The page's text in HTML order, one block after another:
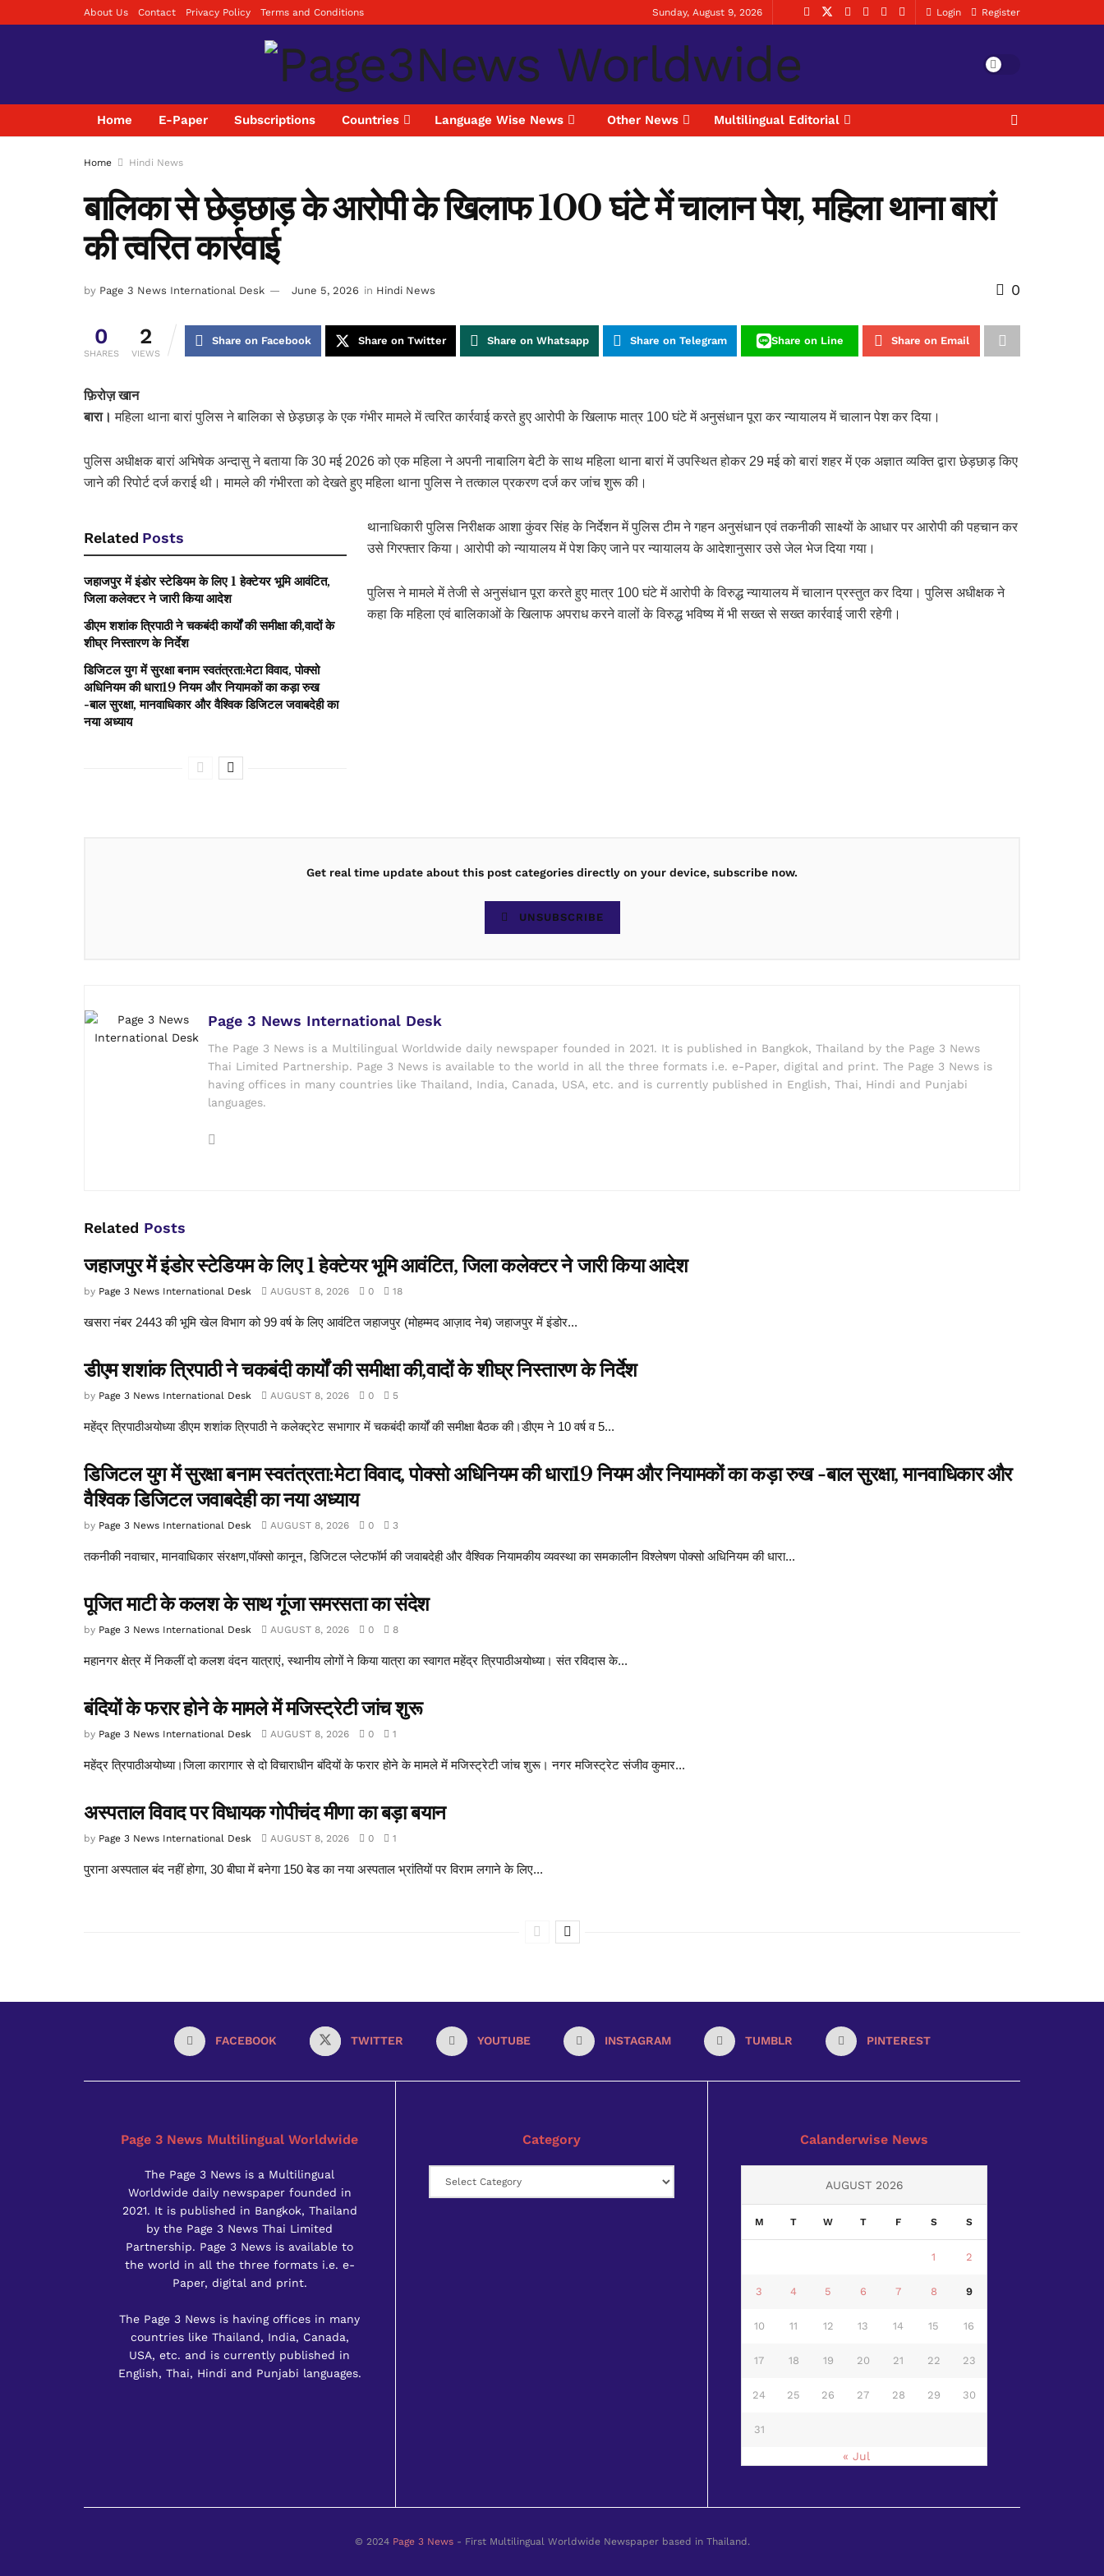
About Us Contact Privacy Policy Terms and Conditions Sunday, August 9, 2026 Login Register
Home E-Paper Subscriptions Countries Language Wise News Other News Multilingual Editorial
Home Hindi News
बालिका से छेड़छाड़ के आरोपी के खिलाफ 100 घंटे में चालान पेश, महिला थाना बारां
की त्वरित कार्रवाई
by Page 3 News International Desk June 5, 2026 in Hindi News 0
0
SHARES
2
VIEWS
Share on Facebook Share on Twitter Share on Whatsapp Share on Telegram Share on Line Share on Email
फ़िरोज़ खान
बारा। महिला थाना बारां पुलिस ने बालिका से छेड़छाड़ के एक गंभीर मामले में त्वरित कार्रवाई करते हुए आरोपी के खिलाफ मात्र 100 घंटे में अनुसंधान पूरा कर न्यायालय में चालान पेश कर दिया।
पुलिस अधीक्षक बारां अभिषेक अन्दासु ने बताया कि 30 मई 2026 को एक महिला ने अपनी नाबालिग बेटी के साथ महिला थाना बारां में उपस्थित होकर 29 मई को बारां शहर में एक अज्ञात व्यक्ति द्वारा छेड़छाड़ किए
जाने की रिपोर्ट दर्ज कराई थी। मामले की गंभीरता को देखते हुए महिला थाना पुलिस ने तत्काल प्रकरण दर्ज कर जांच शुरू की।
Related Posts
जहाजपुर में इंडोर स्टेडियम के लिए 1 हेक्टेयर भूमि आवंटित,
जिला कलेक्टर ने जारी किया आदेश
डीएम शशांक त्रिपाठी ने चकबंदी कार्यों की समीक्षा की,वादों के
शीघ्र निस्तारण के निर्देश
डिजिटल युग में सुरक्षा बनाम स्वतंत्रता:मेटा विवाद, पोक्सो
अधिनियम की धारा19 नियम और नियामकों का कड़ा रुख
-बाल सुरक्षा, मानवाधिकार और वैश्विक डिजिटल जवाबदेही का
नया अध्याय
थानाधिकारी पुलिस निरीक्षक आशा कुंवर सिंह के निर्देशन में पुलिस टीम ने गहन अनुसंधान एवं तकनीकी साक्ष्यों के आधार पर आरोपी की पहचान कर
उसे गिरफ्तार किया। आरोपी को न्यायालय में पेश किए जाने पर न्यायालय के आदेशानुसार उसे जेल भेज दिया गया।
पुलिस ने मामले में तेजी से अनुसंधान पूरा करते हुए मात्र 100 घंटे में आरोपी के विरुद्ध न्यायालय में चालान प्रस्तुत कर दिया। पुलिस अधीक्षक ने
कहा कि महिला एवं बालिकाओं के खिलाफ अपराध करने वालों के विरुद्ध भविष्य में भी सख्त से सख्त कार्रवाई जारी रहेगी।
Get real time update about this post categories directly on your device, subscribe now.
UNSUBSCRIBE
Page 3 News International Desk
The Page 3 News is a Multilingual Worldwide daily newspaper founded in 2021. It is published in Bangkok, Thailand by the Page 3 News
Thai Limited Partnership. Page 3 News is available to the world in all the three formats i.e. e-Paper, digital and print. The Page 3 News is
having offices in many countries like Thailand, India, Canada, USA, etc. and is currently published in English, Thai, Hindi and Punjabi
languages.
Related Posts
जहाजपुर में इंडोर स्टेडियम के लिए 1 हेक्टेयर भूमि आवंटित, जिला कलेक्टर ने जारी किया आदेश
by Page 3 News International Desk AUGUST 8, 2026 0 18
खसरा नंबर 2443 की भूमि खेल विभाग को 99 वर्ष के लिए आवंटित जहाजपुर (मोहम्मद आज़ाद नेब) जहाजपुर में इंडोर...
डीएम शशांक त्रिपाठी ने चकबंदी कार्यों की समीक्षा की,वादों के शीघ्र निस्तारण के निर्देश
by Page 3 News International Desk AUGUST 8, 2026 0 5
महेंद्र त्रिपाठीअयोध्या डीएम शशांक त्रिपाठी ने कलेक्ट्रेट सभागार में चकबंदी कार्यों की समीक्षा बैठक की।डीएम ने 10 वर्ष व 5...
डिजिटल युग में सुरक्षा बनाम स्वतंत्रता:मेटा विवाद, पोक्सो अधिनियम की धारा19 नियम और नियामकों का कड़ा रुख -बाल सुरक्षा, मानवाधिकार और
वैश्विक डिजिटल जवाबदेही का नया अध्याय
by Page 3 News International Desk AUGUST 8, 2026 0 3
तकनीकी नवाचार, मानवाधिकार संरक्षण,पॉक्सो कानून, डिजिटल प्लेटफॉर्म की जवाबदेही और वैश्विक नियामकीय व्यवस्था का समकालीन विश्लेषण पोक्सो अधिनियम की धारा...
पूजित माटी के कलश के साथ गूंजा समरसता का संदेश
by Page 3 News International Desk AUGUST 8, 2026 0 8
महानगर क्षेत्र में निकलीं दो कलश वंदन यात्राएं, स्थानीय लोगों ने किया यात्रा का स्वागत महेंद्र त्रिपाठीअयोध्या। संत रविदास के...
बंदियों के फरार होने के मामले में मजिस्ट्रेटी जांच शुरू
by Page 3 News International Desk AUGUST 8, 2026 0 1
महेंद्र त्रिपाठीअयोध्या।जिला कारागार से दो विचाराधीन बंदियों के फरार होने के मामले में मजिस्ट्रेटी जांच शुरू। नगर मजिस्ट्रेट संजीव कुमार...
अस्पताल विवाद पर विधायक गोपीचंद मीणा का बड़ा बयान
by Page 3 News International Desk AUGUST 8, 2026 0 1
पुराना अस्पताल बंद नहीं होगा, 30 बीघा में बनेगा 150 बेड का नया अस्पताल भ्रांतियों पर विराम लगाने के लिए...
FACEBOOK TWITTER YOUTUBE INSTAGRAM TUMBLR PINTEREST
Page 3 News Multilingual Worldwide
The Page 3 News is a Multilingual
Worldwide daily newspaper founded in
2021. It is published in Bangkok, Thailand
by the Page 3 News Thai Limited
Partnership. Page 3 News is available to
the world in all the three formats i.e. e-
Paper, digital and print.
The Page 3 News is having offices in many
countries like Thailand, India, Canada,
USA, etc. and is currently published in
English, Thai, Hindi and Punjabi languages.
Category Calanderwise News
AUGUST 2026
M T W T F S S
1 2
3 4 5 6 7 8 9
10 11 12 13 14 15 16
17 18 19 20 21 22 23
24 25 26 27 28 29 30
31
« Jul
© 2024 Page 3 News- First Multilingual Worldwide Newspaper based in Thailand.